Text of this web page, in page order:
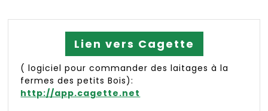
Lien vers Cagette
( logiciel pour commander des laitages à la
fermes des petits Bois):
http://app.cagette.net